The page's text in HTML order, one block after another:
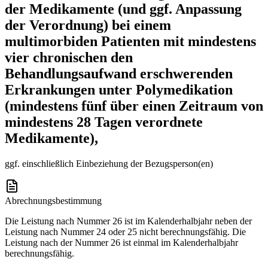
der Medikamente (und ggf. Anpassung
der Verordnung) bei einem
multimorbiden Patienten mit mindestens
vier chronischen den
Behandlungsaufwand erschwerenden
Erkrankungen unter Polymedikation
(mindestens fünf über einen Zeitraum von
mindestens 28 Tagen verordnete
Medikamente),
ggf. einschließlich Einbeziehung der Bezugsperson(en)
Abrechnungsbestimmung
Die Leistung nach Nummer 26 ist im Kalenderhalbjahr neben der
Leistung nach Nummer 24 oder 25 nicht berechnungsfähig. Die
Leistung nach der Nummer 26 ist einmal im Kalenderhalbjahr
berechnungsfähig.